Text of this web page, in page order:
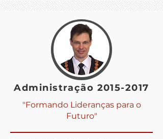
Administração 2015-2017
"Formando Lideranças para o
Futuro"